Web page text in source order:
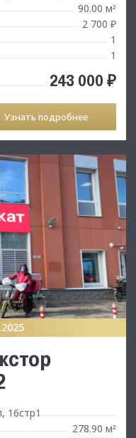
90.00 м²
2 700 ₽
1
1
243 000 ₽
Узнать подробнее
16стр1
278.90 м²